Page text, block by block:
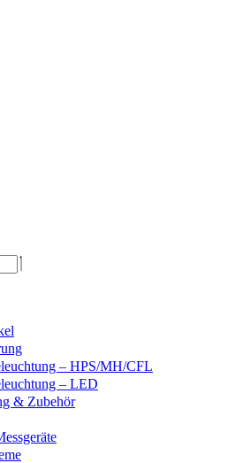
– HPS/MH/CFL
– LED
& Zubehör